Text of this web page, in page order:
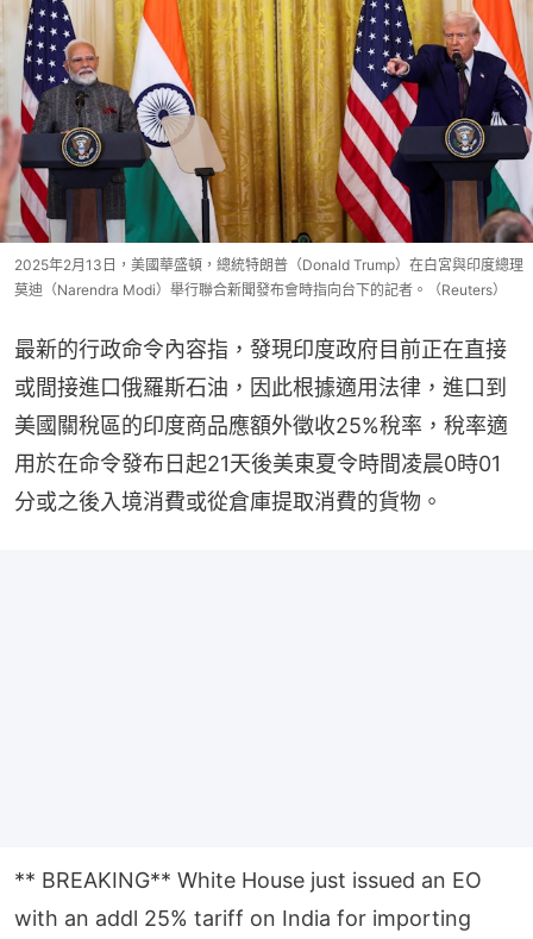
2025年2月13日，美國華盛頓，總統特朗普（Donald Trump）在白宮與印度總理
莫迪（Narendra Modi）舉行聯合新聞發布會時指向台下的記者。（Reuters）
最新的行政命令內容指，發現印度政府目前正在直接
或間接進口俄羅斯石油，因此根據適用法律，進口到
美國關稅區的印度商品應額外徵收25%稅率，稅率適
用於在命令發布日起21天後美東夏令時間凌晨0時01
分或之後入境消費或從倉庫提取消費的貨物。
** BREAKING** White House just issued an EO
with an addl 25% tariff on India for importing